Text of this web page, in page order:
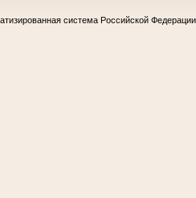
система Российской